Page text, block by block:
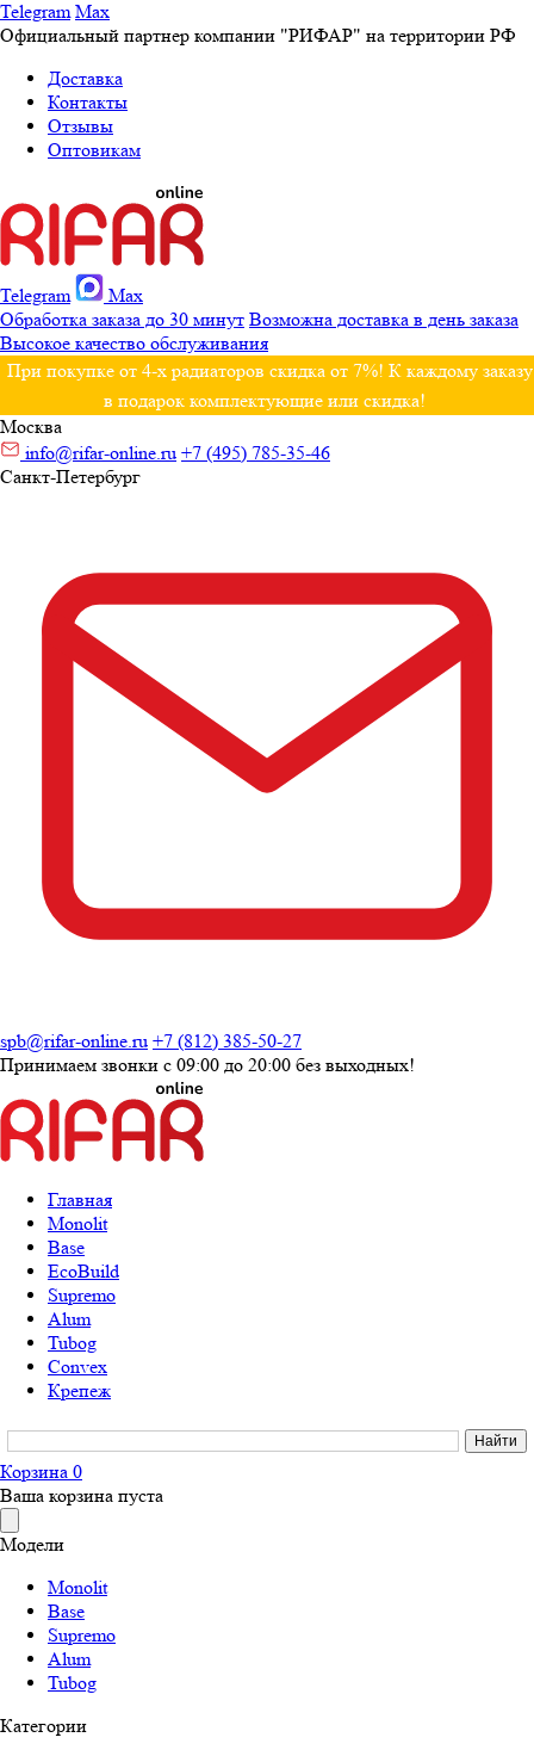
Telegram Max
Официальный партнер компании "РИФАР" на территории РФ
Доставка
Контакты
Отзывы
Оптовикам
Telegram
Max
Обработка заказа до 30 минут Возможна доставка в день заказа
Высокое качество обслуживания
При покупке от 4-х радиаторов скидка от 7%! К каждому заказу
в подарок комплектующие или скидка!
Москва
info@rifar-online.ru +7 (495) 785-35-46
Санкт-Петербург
spb@rifar-online.ru +7 (812) 385-50-27
Принимаем звонки с 09:00 до 20:00 без выходных!
Главная
Monolit
Base
EcoBuild
Supremo
Alum
Tubog
Convex
Крепеж
Корзина 0
Ваша корзина пуста
Модели
Monolit
Base
Supremo
Alum
Tubog
Категории